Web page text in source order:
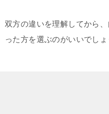
双方の違いを理解してから
った方を選ぶのがいいでしょ